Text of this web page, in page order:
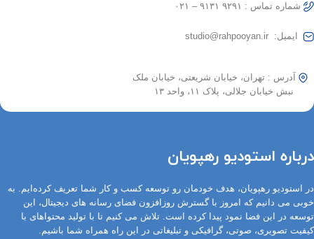
شماره تماس : ۹۲۹۱ ۹۱۳۱ – ۰۲۱
ایمیل: studio@rahpooyan.ir
آدرس : تهران، خیابان شریعتی، خیابان ملک
نبش خیابان جلالی، پلاک ۱۱، واحد ۱۳
درباره استودیو رهپویان
در استودیو رهپویان، هدف خودمان رو توسعه کسب و کار شما تعریف کرده‌ایم. به
خوبی می دانیم که امروز با گسترش روزافزون فضای رسانه های دیجیتال، این
توسعه در این فضا نمود پیدا کرده است. تلاش می کنیم تا با تولید محتواهای با
کیفیت تصویری، صوتی، گرافیکی و تبلیغاتی در این راه همراه شما باشیم.